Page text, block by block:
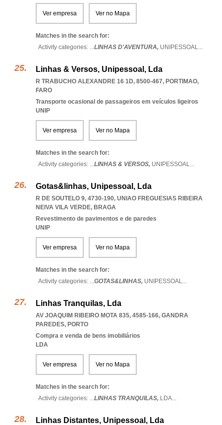
Ver empresa Ver no Mapa
Matches in the search for:
Activity categories: ...LINHAS D'AVENTURA, UNIPESSOAL...
Linhas & Versos, Unipessoal, Lda
R TRABUCHO ALEXANDRE 16 1D, 8500-467, PORTIMAO,
FARO
Transporte ocasional de passageiros em veículos ligeiros
UNIP
Ver empresa Ver no Mapa
Matches in the search for:
Activity categories: ...LINHAS & VERSOS, UNIPESSOAL...
Gotas&linhas, Unipessoal, Lda
R DE SOUTELO 9, 4730-190, UNIAO FREGUESIAS RIBEIRA
NEIVA VILA VERDE, BRAGA
Revestimento de pavimentos e de paredes
UNIP
Ver empresa Ver no Mapa
Matches in the search for:
Activity categories: ...GOTAS&LINHAS, UNIPESSOAL...
Linhas Tranquilas, Lda
AV JOAQUIM RIBEIRO MOTA 835, 4585-166, GANDRA
PAREDES, PORTO
Compra e venda de bens imobiliários
LDA
Ver empresa Ver no Mapa
Matches in the search for:
Activity categories: ...LINHAS TRANQUILAS, LDA...
Linhas Distantes, Unipessoal, Lda